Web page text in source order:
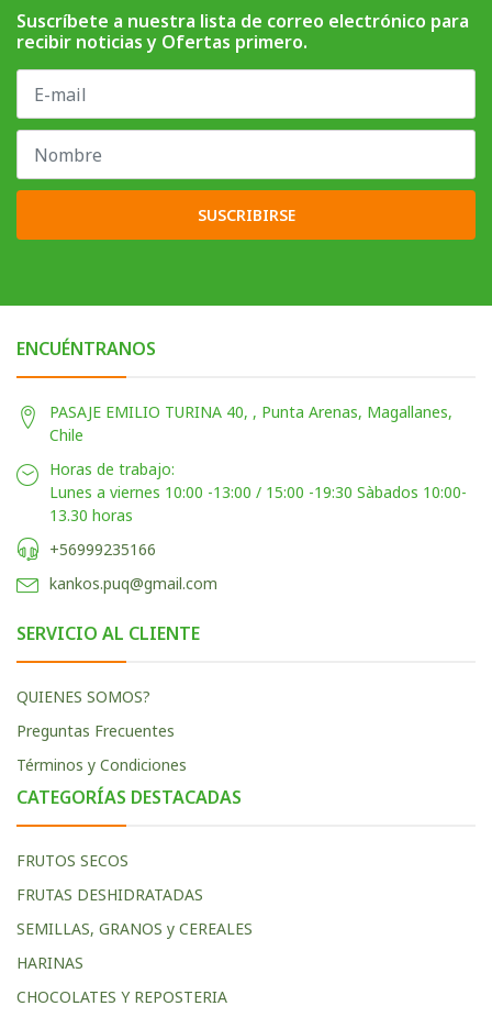
Suscríbete a nuestra lista de correo electrónico para
recibir noticias y Ofertas primero.
SUSCRIBIRSE
ENCUÉNTRANOS
PASAJE EMILIO TURINA 40, , Punta Arenas, Magallanes,
Chile
Horas de trabajo:
Lunes a viernes 10:00 -13:00 / 15:00 -19:30 Sàbados 10:00-
13.30 horas
+56999235166
kankos.puq@gmail.com
SERVICIO AL CLIENTE
QUIENES SOMOS?
Preguntas Frecuentes
Términos y Condiciones
CATEGORÍAS DESTACADAS
FRUTOS SECOS
FRUTAS DESHIDRATADAS
SEMILLAS, GRANOS y CEREALES
HARINAS
CHOCOLATES Y REPOSTERIA